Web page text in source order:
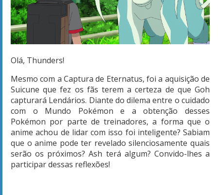
Olá, Thunders!
Mesmo com a Captura de Eternatus, foi a aquisição de
Suicune que fez os fãs terem a certeza de que Goh
capturará Lendários. Diante do dilema entre o cuidado
com o Mundo Pokémon e a obtenção desses
Pokémon por parte de treinadores, a forma que o
anime achou de lidar com isso foi inteligente? Sabiam
que o anime pode ter revelado silenciosamente quais
serão os próximos? Ash terá algum? Convido-lhes a
participar dessas reflexões!